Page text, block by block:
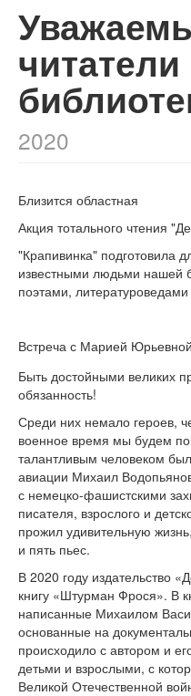
читатели
2020
Близится областная
Акция тотального чтения
"Крапивинка" подготовила
известными людьми нашей
поэтами,
Встреча с Марией
Быть достойными великих
обязанность!
Среди них немало героев,
военное время мы будем
талантливым человеком
авиации Михаил
с немецко-фашистскими
писателя, взрослого и
прожил удивительную
и пять пьес.
В 2020 году издательство
книгу «Штурман Фрося». В
написанные Михаилом
основанные на
происходило с автором и
детьми и взрослыми, с
Великой Отечественной